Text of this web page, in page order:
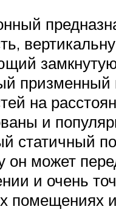
призменный
на
и
статичный
он может
и очень
помещениях